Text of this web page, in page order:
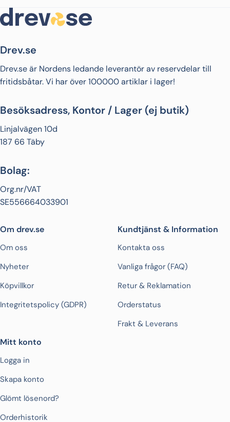
Drev.se
Drev.se är Nordens ledande leverantör av reservdelar till
fritidsbåtar. Vi har över 100000 artiklar i lager!
Besöksadress, Kontor / Lager (ej butik)
Linjalvägen 10d
187 66 Täby
Bolag:
Org.nr/VAT
SE556664033901
Om drev.se
Om oss
Nyheter
Köpvillkor
Integritetspolicy (GDPR)
Kundtjänst & Information
Kontakta oss
Vanliga frågor (FAQ)
Retur & Reklamation
Orderstatus
Frakt & Leverans
Mitt konto
Logga in
Skapa konto
Glömt lösenord?
Orderhistorik